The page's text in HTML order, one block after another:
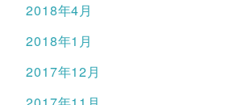
2018年4月
2018年1月
2017年12月